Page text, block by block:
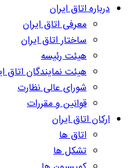
درباره اتاق ایران
معرفی اتاق ایران
ساختار اتاق ایران
هیئت رئیسه
هیئت نمایندگان اتاق
شورای عالی نظارت
قوانین و مقررات
ارکان اتاق ایران
اتاق ها
تشکل ها